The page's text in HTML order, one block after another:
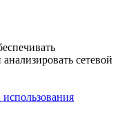
сетевой